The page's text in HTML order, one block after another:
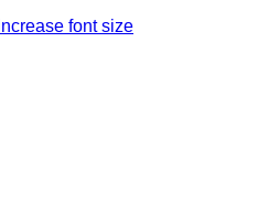
Jawa
font size